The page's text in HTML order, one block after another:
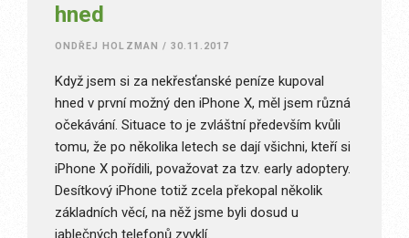
hned
ONDŘEJ HOLZMAN / 30.11.2017
Když jsem si za nekřesťanské peníze kupoval
hned v první možný den iPhone X, měl jsem různá
očekávání. Situace to je zvláštní především kvůli
tomu, že po několika letech se dají všichni, kteří si
iPhone X pořídili, považovat za tzv. early adoptery.
Desítkový iPhone totiž zcela překopal několik
základních věcí, na něž jsme byli dosud u
jablečných telefonů zvyklí.